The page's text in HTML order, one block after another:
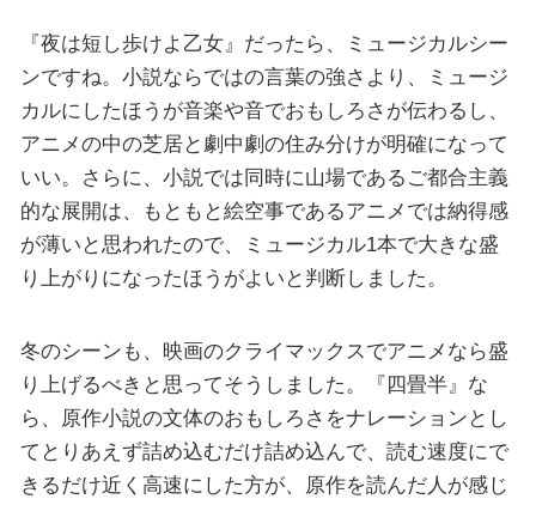
『夜は短し歩けよ乙女』だったら、ミュージカルシー
ンですね。小説ならではの言葉の強さより、ミュージ
カルにしたほうが音楽や音でおもしろさが伝わるし、
アニメの中の芝居と劇中劇の住み分けが明確になって
いい。さらに、小説では同時に山場であるご都合主義
的な展開は、もともと絵空事であるアニメでは納得感
が薄いと思われたので、ミュージカル1本で大きな盛
り上がりになったほうがよいと判断しました。
冬のシーンも、映画のクライマックスでアニメなら盛
り上げるべきと思ってそうしました。『四畳半』な
ら、原作小説の文体のおもしろさをナレーションとし
てとりあえず詰め込むだけ詰め込んで、読む速度にで
きるだけ近く高速にした方が、原作を読んだ人が感じ